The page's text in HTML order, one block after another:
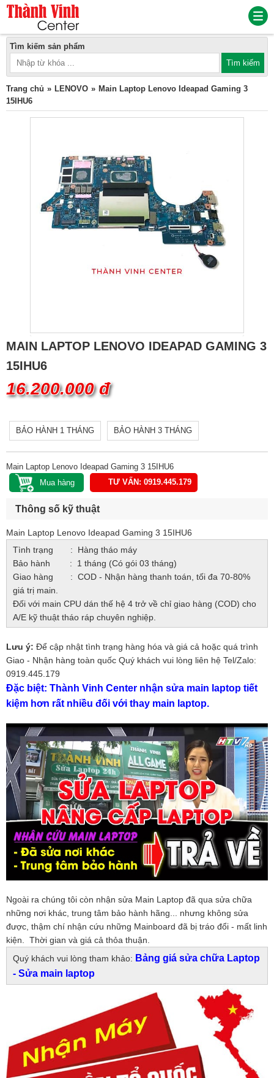
Tìm kiếm sản phẩm
Trang chủ LENOVO
Main Laptop Lenovo Ideapad Gaming 3
15IHU6
MAIN LAPTOP LENOVO IDEAPAD GAMING 3
15IHU6
16.200.000 đ
BẢO HÀNH 1 THÁNG BẢO HÀNH 3 THÁNG
Main Laptop Lenovo Ideapad Gaming 3 15IHU6
TƯ VẤN: 0919.445.179
Thông số kỹ thuật
Main Laptop Lenovo Ideapad Gaming 3 15IHU6
Tình trạng : Hàng tháo máy
Bảo hành : 1 tháng (Có gói 03 tháng)
Giao hàng : COD - Nhận hàng thanh toán, tối đa 70-80%
giá trị main.
Đối với main CPU dán thế hệ 4 trở về chỉ giao hàng (COD) cho
A/E kỹ thuật tháo ráp chuyên nghiệp.
Lưu ý: Để cập nhật tình trạng hàng hóa và giá cả hoặc quá trình
Giao - Nhận hàng toàn quốc Quý khách vui lòng liên hệ Tel/Zalo:
0919.445.179
Đặc biệt: Thành Vinh Center nhận sửa main laptop tiết
kiệm hơn rất nhiều đối với thay main laptop.
Ngoài ra chúng tôi còn nhận sửa Main Laptop đã qua sửa chữa
những nơi khác, trung tâm bảo hành hãng... nhưng không sửa
được, thậm chí nhận cứu những Mainboard đã bị tráo đổi - mất linh
kiện. Thời gian và giá cả thỏa thuận.
Quý khách vui lòng tham khảo: Bảng giá sửa chữa Laptop
- Sửa main laptop